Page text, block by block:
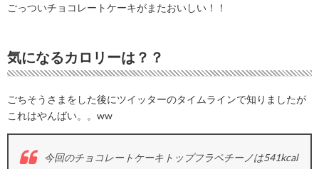
ごっついチョコレートケーキがまたおいしい！！
気になるカロリーは？？
ごちそうさまをした後にツイッターのタイムラインで知りましたが
これはやんばい。。ww
今回のチョコレートケーキトップフラペチーノは541kcal